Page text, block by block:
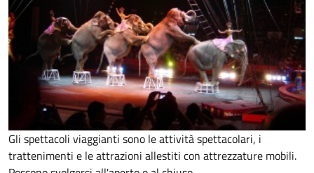
Gli spettacoli viaggianti sono le attività spettacolari, i
trattenimenti e le attrazioni allestiti con attrezzature mobili.